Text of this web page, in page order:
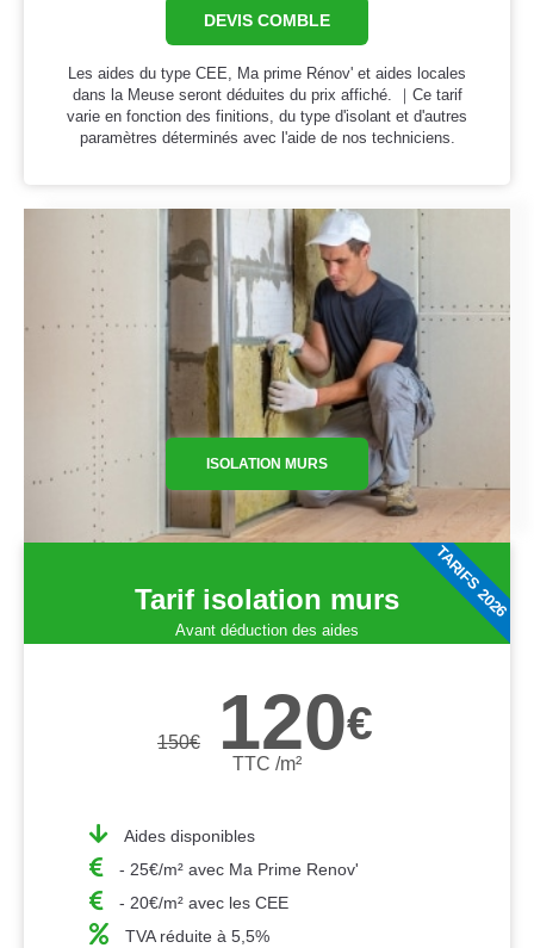
DEVIS COMBLE
Les aides du type CEE, Ma prime Rénov' et aides locales
dans la Meuse seront déduites du prix affiché. ｜Ce tarif
varie en fonction des finitions, du type d'isolant et d'autres
paramètres déterminés avec l'aide de nos techniciens.
ISOLATION MURS
Tarif isolation murs
Avant déduction des aides
150€ 120€
TTC /m²
Aides disponibles
- 25€/m² avec Ma Prime Renov'
- 20€/m² avec les CEE
TVA réduite à 5,5%
TARIFS 2026